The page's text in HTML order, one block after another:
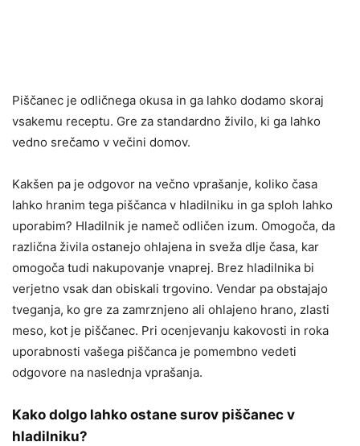
Piščanec je odličnega okusa in ga lahko dodamo skoraj
vsakemu receptu. Gre za standardno živilo, ki ga lahko
vedno srečamo v večini domov.
Kakšen pa je odgovor na večno vprašanje, koliko časa
lahko hranim tega piščanca v hladilniku in ga sploh lahko
uporabim? Hladilnik je nameč odličen izum. Omogoča, da
različna živila ostanejo ohlajena in sveža dlje časa, kar
omogoča tudi nakupovanje vnaprej. Brez hladilnika bi
verjetno vsak dan obiskali trgovino. Vendar pa obstajajo
tveganja, ko gre za zamrznjeno ali ohlajeno hrano, zlasti
meso, kot je piščanec. Pri ocenjevanju kakovosti in roka
uporabnosti vašega piščanca je pomembno vedeti
odgovore na naslednja vprašanja.
Kako dolgo lahko ostane surov piščanec v
hladilniku?